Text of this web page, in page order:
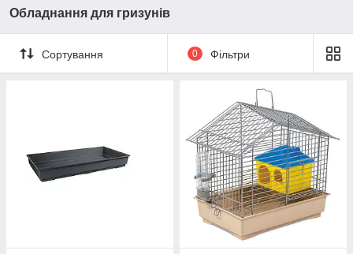
Обладнання для гризунів
Сортування 0 Фільтри